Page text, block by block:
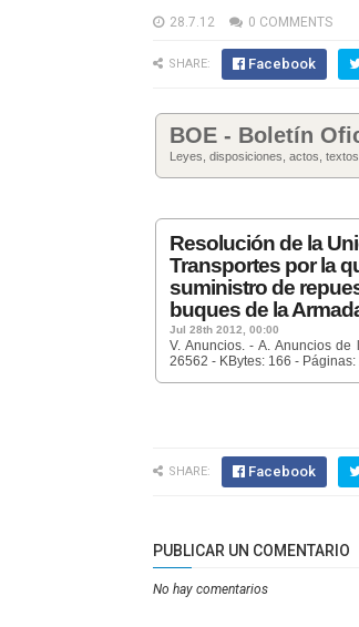
28.7.12 0 COMMENTS
SHARE: Facebook
BOE - Boletín
Leyes, disposiciones, actos,
Resolución de la
Transportes por la
suministro de
buques de la
Jul 28th 2012, 00:00
V. Anuncios. - A. Anuncios
26562 - KBytes: 166 - Páginas:
SHARE: Facebook
PUBLICAR UN COMENTARIO
No hay comentarios